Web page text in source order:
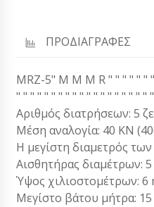
ΠΡΟΔΙΑΓΡΑΦΕΣ
ΜRZ-5" Μ Μ Μ R " " " " " " "
" " " " " " " " " " " " " " " " " " "
Αριθμός διατρήσεων: 5
Μέση αναλογία: 40 KN
Η μεγίστη διαμετρός
Αισθητήρας διαμέτρων:
Ύψος χιλιοστομέτρων: 6
Μεγίστο βάτου μήτρα: